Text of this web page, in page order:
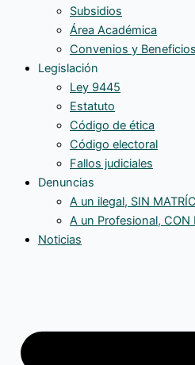
Subsidios
Área Académica
Convenios y Beneficios
Legislación
Ley 9445
Estatuto
Código de ética
Código electoral
Fallos judiciales
Denuncias
A un ilegal, SIN
A un Profesional, CON
Noticias